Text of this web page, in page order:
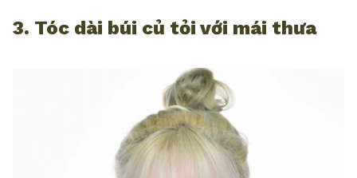
3. Tóc dài búi củ tỏi với mái thưa